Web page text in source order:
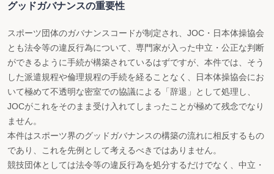
グッドガバナンスの重要性
スポーツ団体のガバナンスコードが制定され、JOC・日本体操協会
とも法令等の違反行為について、専門家が入った中立・公正な判断
ができるように手続が構築されているはずですが、本件では、そう
した派遣規程や倫理規程の手続を経ることなく、日本体操協会にお
いて極めて不透明な密室での協議による「辞退」として処理し、
JOCがこれをそのまま受け入れてしまったことが極めて残念でなり
ません。
本件はスポーツ界のグッドガバナンスの構築の流れに相反するもの
であり、これを先例として考えるべきではありません。
競技団体としては法令等の違反行為を処分するだけでなく、中立・